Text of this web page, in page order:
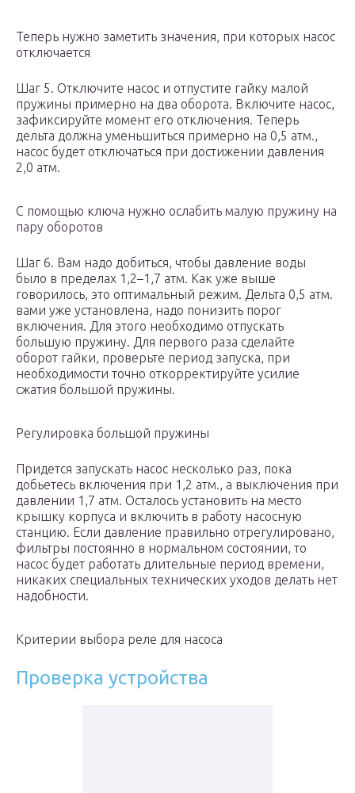
Теперь нужно заметить значения, при которых насос
отключается
Шаг 5. Отключите насос и отпустите гайку малой
пружины примерно на два оборота. Включите насос,
зафиксируйте момент его отключения. Теперь
дельта должна уменьшиться примерно на 0,5 атм.,
насос будет отключаться при достижении давления
2,0 атм.
С помощью ключа нужно ослабить малую пружину на
пару оборотов
Шаг 6. Вам надо добиться, чтобы давление воды
было в пределах 1,2–1,7 атм. Как уже выше
говорилось, это оптимальный режим. Дельта 0,5 атм.
вами уже установлена, надо понизить порог
включения. Для этого необходимо отпускать
большую пружину. Для первого раза сделайте
оборот гайки, проверьте период запуска, при
необходимости точно откорректируйте усилие
сжатия большой пружины.
Регулировка большой пружины
Придется запускать насос несколько раз, пока
добьетесь включения при 1,2 атм., а выключения при
давлении 1,7 атм. Осталось установить на место
крышку корпуса и включить в работу насосную
станцию. Если давление правильно отрегулировано,
фильтры постоянно в нормальном состоянии, то
насос будет работать длительные период времени,
никаких специальных технических уходов делать нет
надобности.
Критерии выбора реле для насоса
Проверка устройства